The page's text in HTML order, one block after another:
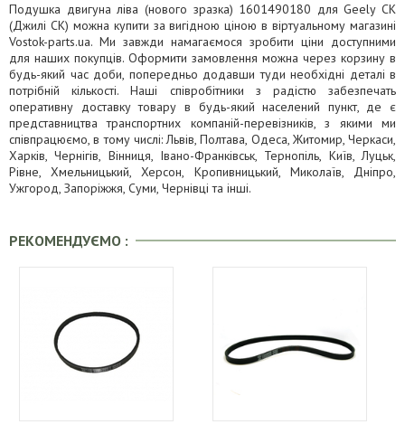
Подушка двигуна ліва (нового зразка) 1601490180 для Geely CK
(Джилі СК) можна купити за вигідною ціною в віртуальному магазині
Vostok-parts.ua. Ми завжди намагаємося зробити ціни доступними
для наших покупців. Оформити замовлення можна через корзину в
будь-який час доби, попередньо додавши туди необхідні деталі в
потрібній кількості. Наші співробітники з радістю забезпечать
оперативну доставку товару в будь-який населений пункт, де є
представництва транспортних компаній-перевізників, з якими ми
співпрацюємо, в тому числі: Львів, Полтава, Одеса, Житомир, Черкаси,
Харків, Чернігів, Вінниця, Івано-Франківськ, Тернопіль, Київ, Луцьк,
Рівне, Хмельницький, Херсон, Кропивницький, Миколаїв, Дніпро,
Ужгород, Запоріжжя, Суми, Чернівці та інші.
РЕКОМЕНДУЄМО :